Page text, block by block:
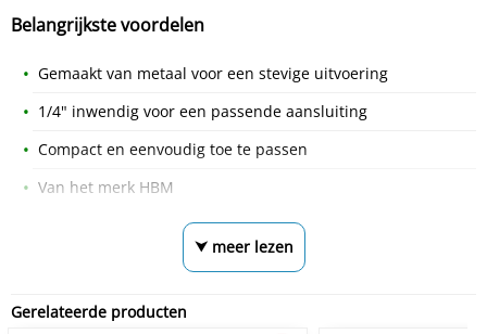
Belangrijkste voordelen
Gemaakt van metaal voor een stevige uitvoering
1/4" inwendig voor een passende aansluiting
Compact en eenvoudig toe te passen
Van het merk HBM
⮟ meer lezen
Gerelateerde producten